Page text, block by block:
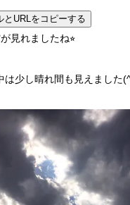
とURLをコピーする
見れましたね⭐︎
は少し晴れ間も見えました